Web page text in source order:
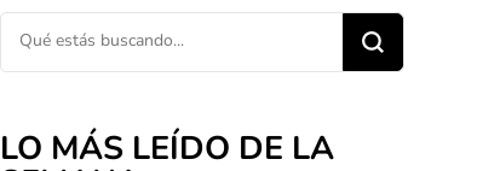
¿Buscas algo?
LO MÁS LEÍDO DE LA